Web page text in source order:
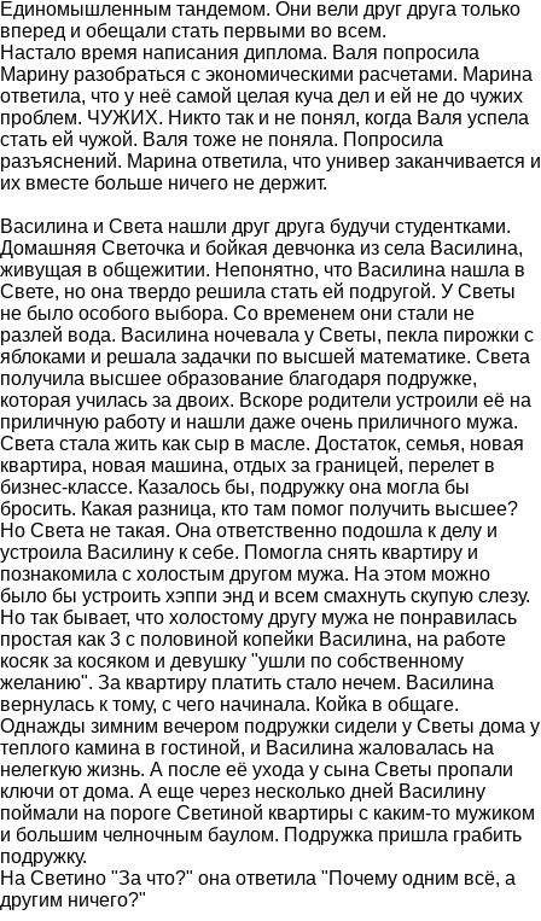
Единомышленным тандемом. Они вели друг друга только
вперед и обещали стать первыми во всем.
Настало время написания диплома. Валя попросила
Марину разобраться с экономическими расчетами. Марина
ответила, что у неё самой целая куча дел и ей не до чужих
проблем. ЧУЖИХ. Никто так и не понял, когда Валя успела
стать ей чужой. Валя тоже не поняла. Попросила
разъяснений. Марина ответила, что универ заканчивается и
их вместе больше ничего не держит.
Василина и Света нашли друг друга будучи студентками.
Домашняя Светочка и бойкая девчонка из села Василина,
живущая в общежитии. Непонятно, что Василина нашла в
Свете, но она твердо решила стать ей подругой. У Светы
не было особого выбора. Со временем они стали не
разлей вода. Василина ночевала у Светы, пекла пирожки с
яблоками и решала задачки по высшей математике. Света
получила высшее образование благодаря подружке,
которая училась за двоих. Вскоре родители устроили её на
приличную работу и нашли даже очень приличного мужа.
Света стала жить как сыр в масле. Достаток, семья, новая
квартира, новая машина, отдых за границей, перелет в
бизнес-классе. Казалось бы, подружку она могла бы
бросить. Какая разница, кто там помог получить высшее?
Но Света не такая. Она ответственно подошла к делу и
устроила Василину к себе. Помогла снять квартиру и
познакомила с холостым другом мужа. На этом можно
было бы устроить хэппи энд и всем смахнуть скупую слезу.
Но так бывает, что холостому другу мужа не понравилась
простая как 3 с половиной копейки Василина, на работе
косяк за косяком и девушку "ушли по собственному
желанию". За квартиру платить стало нечем. Василина
вернулась к тому, с чего начинала. Койка в общаге.
Однажды зимним вечером подружки сидели у Светы дома у
теплого камина в гостиной, и Василина жаловалась на
нелегкую жизнь. А после её ухода у сына Светы пропали
ключи от дома. А еще через несколько дней Василину
поймали на пороге Светиной квартиры с каким-то мужиком
и большим челночным баулом. Подружка пришла грабить
подружку.
На Светино "За что?" она ответила "Почему одним всё, а
другим ничего?"